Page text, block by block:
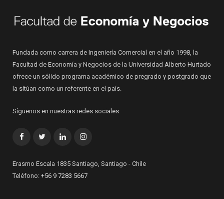
Fundada como carrera de Ingeniería Comercial en el año 1998, la
Facultad de Economía y Negocios de la Universidad Alberto Hurtado
ofrece un sólido programa académico de pregrado y postgrado que
la sitúan como un referente en el país.
Síguenos en nuestras redes sociales:
FacebookTwitterLinkedInInstagram
Erasmo Escala 1835 Santiago, Santiago - Chile
Teléfono: +56 9 7283 5667